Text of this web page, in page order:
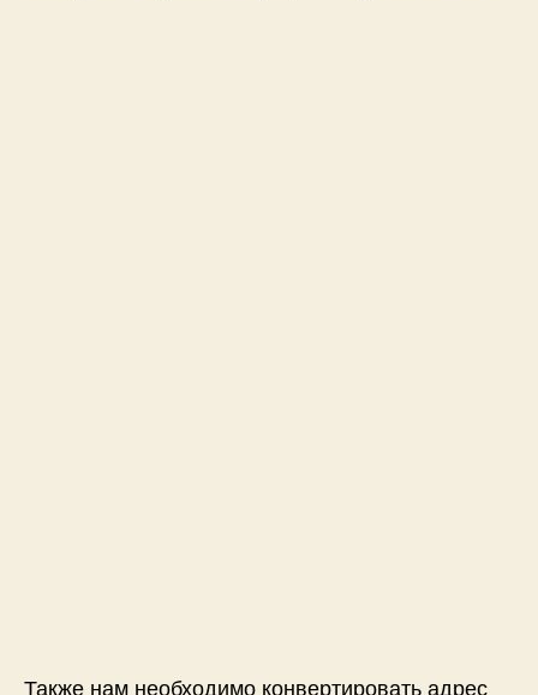
Также нам необходимо конвертировать адрес